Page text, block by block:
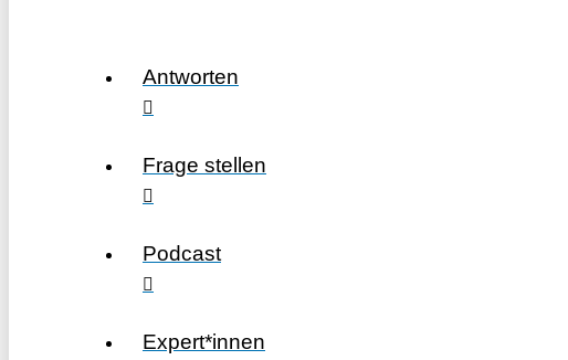
Antworten
Frage stellen
Podcast
Expert*innen